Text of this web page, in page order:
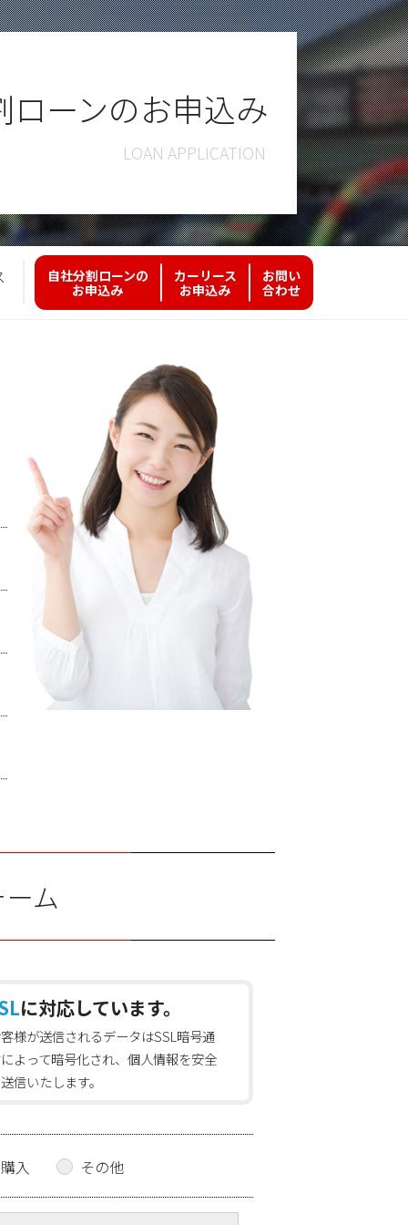
ローンのお申込み
自社分割ローンの
お申込み
カーリース
お申込み
お問い
合わせ
ム
に対応しています。
様が送信されるデータはSSL暗号通
よって暗号化され、個人情報を安全
信いたします。
入 その他